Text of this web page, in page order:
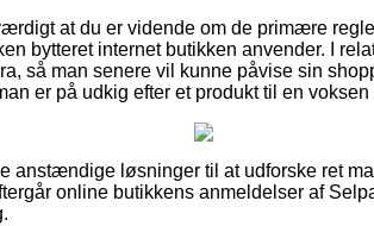
at du er vidende om de primære
bytteret internet butikken anvender. I
så man senere vil kunne påvise sin
er på udkig efter et produkt til en voksen
anstændige løsninger til at udforske ret
online butikkens anmeldelser af